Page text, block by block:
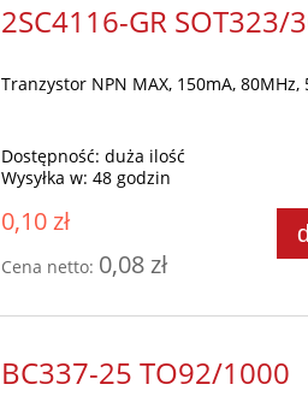
2SC4116-GR SOT323/
Tranzystor NPN MAX, 150mA, 80MHz,
Dostępność: duża ilość
Wysyłka w: 48 godzin
0,10 zł
Cena netto: 0,08 zł
BC337-25 TO92/1000